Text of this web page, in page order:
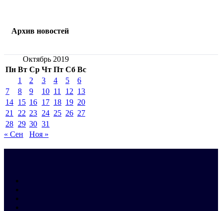
Архив новостей
Октябрь 2019
Пн Вт Ср Чт Пт Сб Вс
1
2 3 4 5
6
7
8 9 10 11 12 13
14 15 16 17 18 19 20
21
22 23 24 25 26 27
28 29 30 31
« Сен
Ноя »